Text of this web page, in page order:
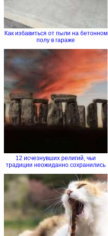
Как избавиться от пыли на бетонном
полу в гараже
12 исчезнувших религий, чьи
традиции неожиданно сохранились